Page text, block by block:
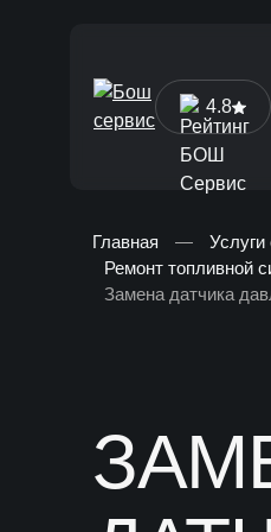
4.8
[ Диагностика и
Замена
Главная — Услуги
Ремонт топливной
Замена датчика